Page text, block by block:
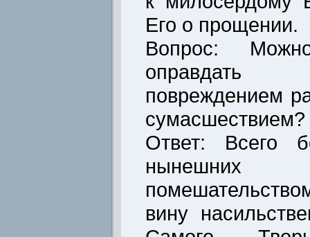
Его о прощении.
Вопрос:
оправдать
повреждением
сумасшествием?
Ответ: Всего
вину